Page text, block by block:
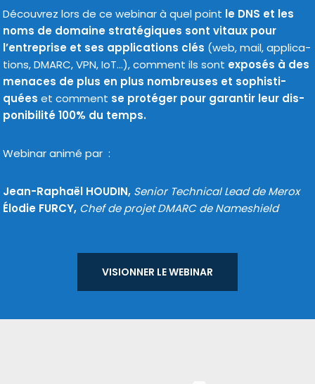
Découvrez lors de ce webi­nar à quel point le DNS et les
noms de domaine stra­té­giques sont vitaux pour
l’entreprise et ses appli­ca­tions clés (web, mail, appli­ca­
tions, DMARC, VPN, IoT…), com­ment ils sont expo­sés à des
menaces de plus en plus nom­breuses et sophis­ti­
quées et com­ment se pro­té­ger pour garan­tir leur dis­
po­ni­bi­li­té 100% du temps.
Webinar ani­mé par :
Jean-Raphaël HOUDIN, Senior Technical Lead de Merox
Élodie FURCY, Chef de pro­jet DMARC de Nameshield
VISIONNER LE WEBI­NAR